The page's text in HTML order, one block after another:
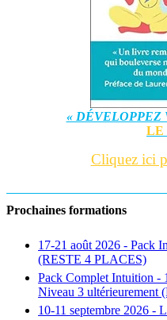
« DÉVELOPPEZ
LE
Cliquez ici
Prochaines formations
17-21 août 2026 - Pack
(RESTE 4 PLACES)
Pack Complet Intuition -
Niveau 3 ultérieurement
10-11 septembre 2026 -